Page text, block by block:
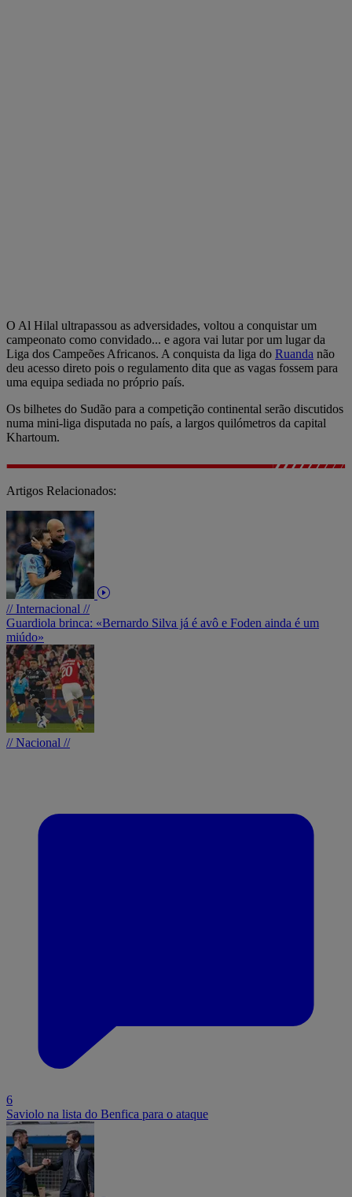
O Al Hilal ultrapassou as adversidades, voltou a conquistar um
campeonato como convidado... e agora vai lutar por um lugar da
Liga dos Campeões Africanos. A conquista da liga do Ruanda não
deu acesso direto pois o regulamento dita que as vagas fossem para
uma equipa sediada no próprio país.
Os bilhetes do Sudão para a competição continental serão discutidos
numa mini-liga disputada no país, a largos quilómetros da capital
Khartoum.
Artigos Relacionados:
// Internacional //
Guardiola brinca: «Bernardo Silva já é avô e Foden ainda é um
miúdo»
// Nacional //
6
Saviolo na lista do Benfica para o ataque